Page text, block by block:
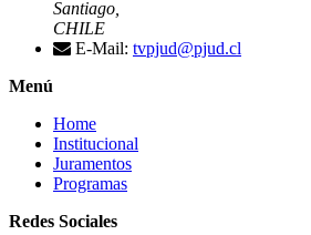
Santiago,
CHILE
E-Mail: tvpjud@pjud.cl
Menú
Home
Institucional
Juramentos
Programas
Redes Sociales